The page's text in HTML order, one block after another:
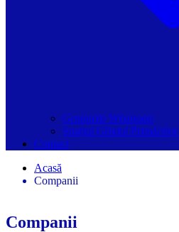
Grupurile Whatsapp
Spațiul Ghidul Primăriilor
Contact
Acasă
Companii
Companii